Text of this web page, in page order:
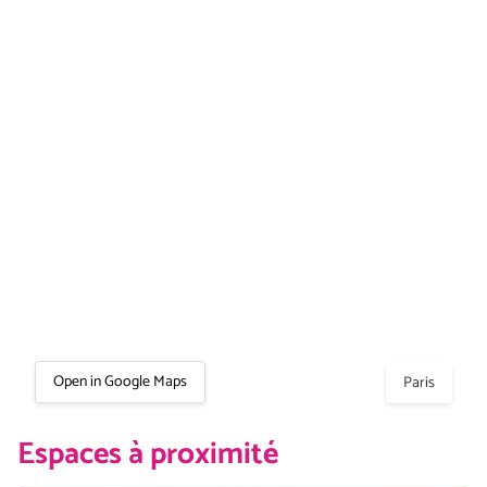
Open in Google Maps Paris
Espaces à proximité